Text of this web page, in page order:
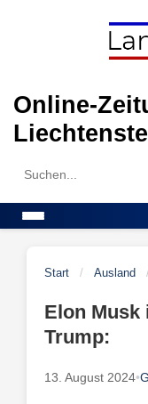
Online-
Search
Start / Ausland
Elon Musk
Trump:
13. August 2024•